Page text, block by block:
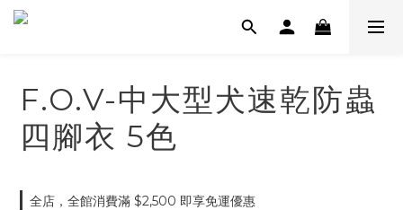
F.O.V-中大型犬速乾防蟲
四腳衣 5色
全店，全館消費滿 $2,500 即享免運優惠